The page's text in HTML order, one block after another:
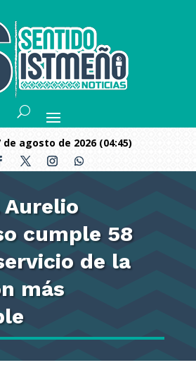
de agosto de 2026 (04:45)
cumple 58
de la
más